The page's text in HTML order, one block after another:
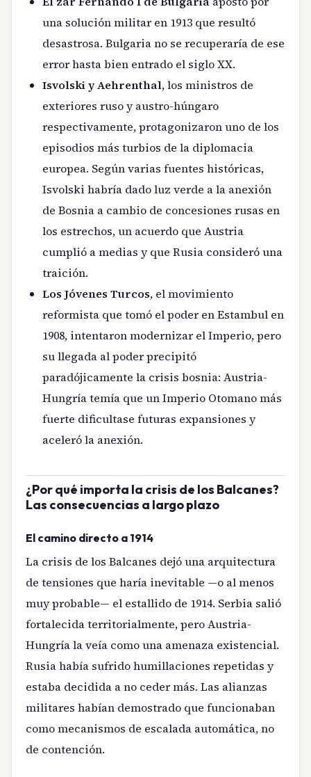
una solución militar en 1913 que resultó
desastrosa. Bulgaria no se recuperaría de ese
error hasta bien entrado el siglo XX.
Isvolski y Aehrenthal, los ministros de
exteriores ruso y austro-húngaro
respectivamente, protagonizaron uno de los
episodios más turbios de la diplomacia
europea. Según varias fuentes históricas,
Isvolski habría dado luz verde a la anexión
de Bosnia a cambio de concesiones rusas en
los estrechos, un acuerdo que Austria
cumplió a medias y que Rusia consideró una
traición.
Los Jóvenes Turcos, el movimiento
reformista que tomó el poder en Estambul en
1908, intentaron modernizar el Imperio, pero
su llegada al poder precipitó
paradójicamente la crisis bosnia: Austria-
Hungría temía que un Imperio Otomano más
fuerte dificultase futuras expansiones y
aceleró la anexión.
¿Por qué importa la crisis de los Balcanes?
Las consecuencias a largo plazo
El camino directo a 1914
La crisis de los Balcanes dejó una arquitectura
de tensiones que haría inevitable —o al menos
muy probable— el estallido de 1914. Serbia salió
fortalecida territorialmente, pero Austria-
Hungría la veía como una amenaza existencial.
Rusia había sufrido humillaciones repetidas y
estaba decidida a no ceder más. Las alianzas
militares habían demostrado que funcionaban
como mecanismos de escalada automática, no
de contención.